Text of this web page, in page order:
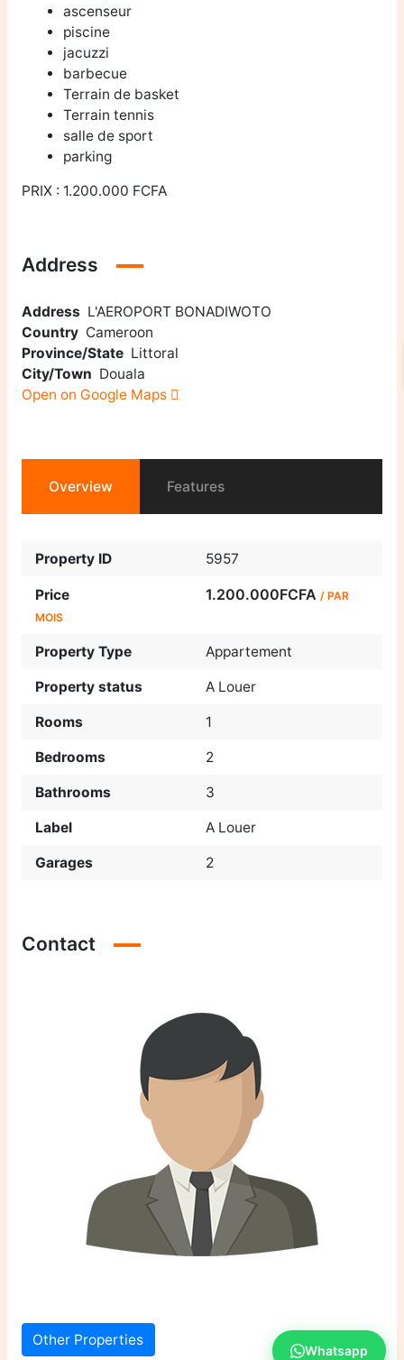
ascenseur
piscine
jacuzzi
barbecue
Terrain de basket
Terrain tennis
salle de sport
parking
PRIX : 1.200.000 FCFA
Address
Address L'AEROPORT BONADIWOTO
Country Cameroon
Province/State Littoral
City/Town Douala
Open on Google Maps
Overview Features
Property ID 5957
Price 1.200.000FCFA / PAR
MOIS
Property Type Appartement
Property status A Louer
Rooms 1
Bedrooms 2
Bathrooms 3
Label A Louer
Garages 2
Contact
Other Properties
Whatsapp